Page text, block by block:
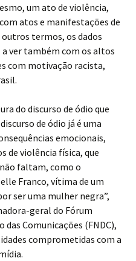
um ato de violência,
atos e manifestações de
termos, os dados
ver também com os altos
com motivação racista,
do discurso de ódio que
de ódio já é uma
emocionais,
de violência física, que
faltam, como o
Franco, vítima de um
ser uma mulher negra”,
geral do Fórum
Comunicações (FNDC),
comprometidas com a